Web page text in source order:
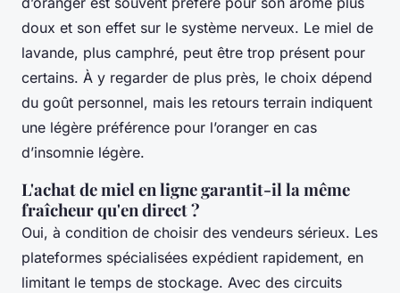
doux et son effet sur le système nerveux. Le miel de
lavande, plus camphré, peut être trop présent pour
certains. À y regarder de plus près, le choix dépend
du goût personnel, mais les retours terrain indiquent
une légère préférence pour l’oranger en cas
d’insomnie légère.
L'achat de miel en ligne garantit-il la même
fraîcheur qu'en direct ?
Oui, à condition de choisir des vendeurs sérieux. Les
plateformes spécialisées expédient rapidement, en
limitant le temps de stockage. Avec des circuits